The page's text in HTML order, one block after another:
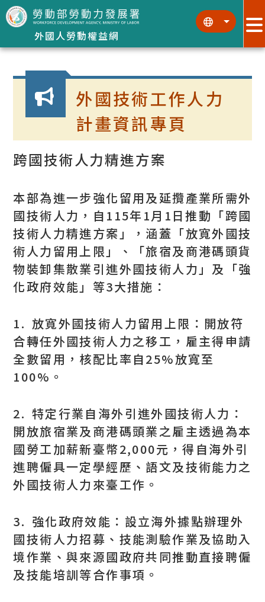
跳到主要內容區塊
外國人勞動權益網
::: :::
:::
外國技術工作人力
計畫資訊專頁
跨國技術人力精進方案
本部為進一步強化留用及延攬產業所需外
國技術人力，自115年1月1日推動「跨國
技術人力精進方案」，涵蓋「放寬外國技
術人力留用上限」、「旅宿及商港碼頭貨
物裝卸集散業引進外國技術人力」及「強
化政府效能」等3大措施：
1. 放寬外國技術人力留用上限：開放符
合轉任外國技術人力之移工，雇主得申請
全數留用，核配比率自25%放寬至
100%。
2. 特定行業自海外引進外國技術人力：
開放旅宿業及商港碼頭業之雇主透過為本
國勞工加薪新臺幣2,000元，得自海外引
進聘僱具一定學經歷、語文及技術能力之
外國技術人力來臺工作。
3. 強化政府效能：設立海外據點辦理外
國技術人力招募、技能測驗作業及協助入
境作業、與來源國政府共同推動直接聘僱
及技能培訓等合作事項。